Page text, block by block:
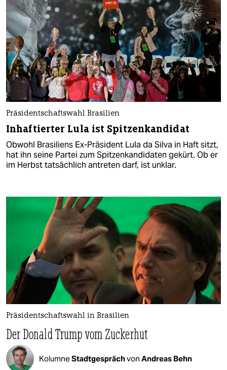
Präsidentschaftswahl Brasilien
Inhaftierter Lula ist Spitzenkandidat
Obwohl Brasiliens Ex-Präsident Lula da Silva in Haft sitzt,
hat ihn seine Partei zum Spitzenkandidaten gekürt. Ob er
im Herbst tatsächlich antreten darf, ist unklar.
Präsidentschaftswahl in Brasilien
Der Donald Trump vom Zuckerhut
KolumneStadtgesprächvon Andreas Behn